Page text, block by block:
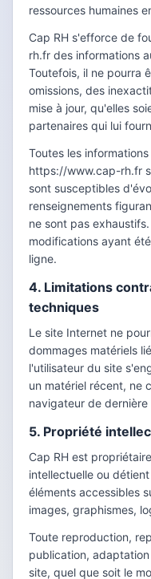
ressources humaines
Cap RH s'efforce de
rh.fr des informations
Toutefois, il ne pourra
omissions, des
mise à jour, qu'elles
partenaires qui lui
Toutes les
https://www.cap-rh.fr
sont susceptibles
renseignements
ne sont pas
modifications ayant
ligne.
4. Limitations
techniques
Le site Internet ne
dommages matériels
l'utilisateur du site
un matériel récent, ne
navigateur de dernière
5. Propriété
Cap RH est
intellectuelle ou
éléments accessibles
images, graphismes,
Toute reproduction,
publication,
site, quel que soit le